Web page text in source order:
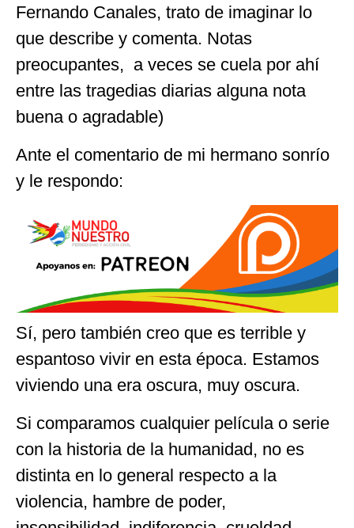
Fernando Canales, trato de imaginar lo
que describe y comenta. Notas
preocupantes, a veces se cuela por ahí
entre las tragedias diarias alguna nota
buena o agradable)
Ante el comentario de mi hermano sonrío
y le respondo:
Sí, pero también creo que es terrible y
espantoso vivir en esta época. Estamos
viviendo una era oscura, muy oscura.
Si comparamos cualquier película o serie
con la historia de la humanidad, no es
distinta en lo general respecto a la
violencia, hambre de poder,